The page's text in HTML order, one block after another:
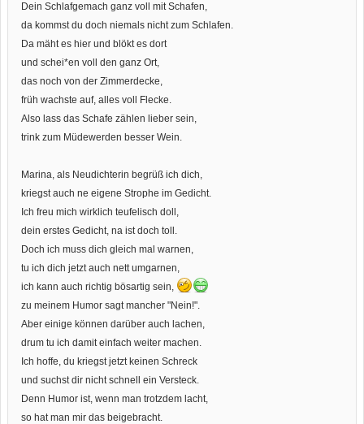
Dein Schlafgemach ganz voll mit Schafen,
da kommst du doch niemals nicht zum Schlafen.
Da mäht es hier und blökt es dort
und schei*en voll den ganz Ort,
das noch von der Zimmerdecke,
früh wachste auf, alles voll Flecke.
Also lass das Schafe zählen lieber sein,
trink zum Müdewerden besser Wein.
Marina, als Neudichterin begrüß ich dich,
kriegst auch ne eigene Strophe im Gedicht.
Ich freu mich wirklich teufelisch doll,
dein erstes Gedicht, na ist doch toll.
Doch ich muss dich gleich mal warnen,
tu ich dich jetzt auch nett umgarnen,
ich kann auch richtig bösartig sein,
zu meinem Humor sagt mancher "Nein!".
Aber einige können darüber auch lachen,
drum tu ich damit einfach weiter machen.
Ich hoffe, du kriegst jetzt keinen Schreck
und suchst dir nicht schnell ein Versteck.
Denn Humor ist, wenn man trotzdem lacht,
so hat man mir das beigebracht.